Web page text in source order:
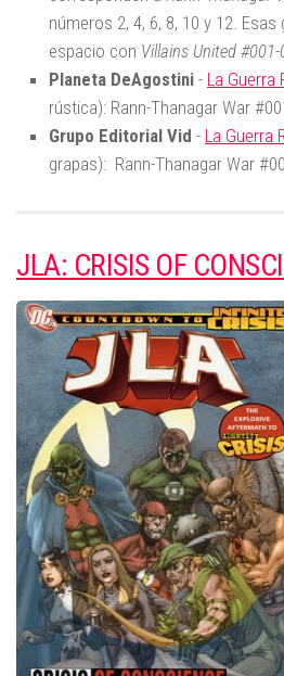
números 2, 4, 6, 8, 10 y 12.
espacio con Villains United #001-
Planeta DeAgostini - La Guerra
rústica): Rann-Thanagar War
Grupo Editorial Vid - La Guerra
grapas): Rann-Thanagar War
JLA: CRISIS OF